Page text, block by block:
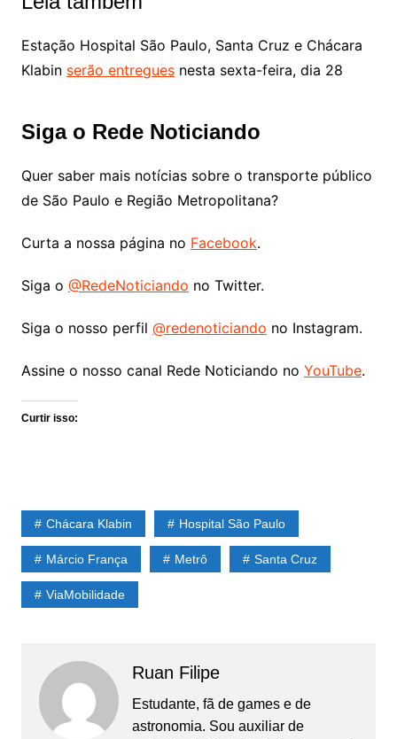
Estação Hospital São Paulo, Santa Cruz e Chácara
Klabin serão entreguesnesta sexta-feira, dia 28
Siga o Rede Noticiando
Quer saber mais notícias sobre o transporte público
de São Paulo e Região Metropolitana?
Curta a nossa página no Facebook.
Siga o @RedeNoticiando no Twitter.
Siga o nosso perfil @redenoticiando no Instagram.
Assine o nosso canal Rede Noticiando no YouTube.
Curtir isso:
Chácara Klabin Hospital São Paulo
Márcio França Metrô Santa Cruz
ViaMobilidade
Ruan Filipe
Estudante, fã de games e de
astronomia. Sou auxiliar de